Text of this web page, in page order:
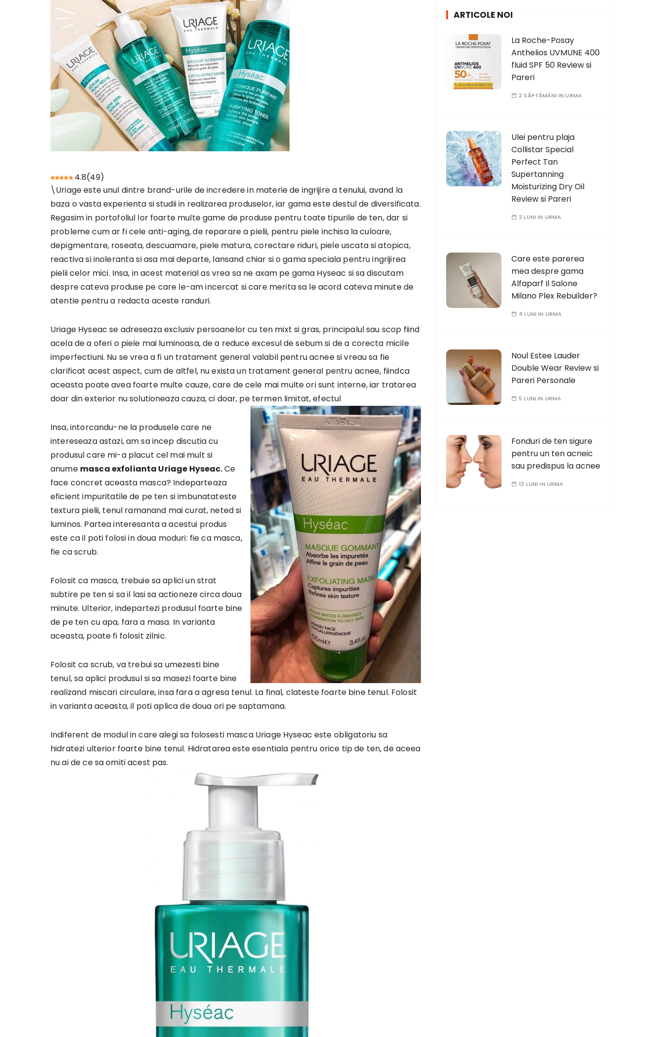
4.8(49)
\Uriage este unul dintre brand-urile de incredere in materie de ingrijire a tenului, avand la
baza o vasta experienta si studii in realizarea produselor, iar gama este destul de diversificata.
Regasim in portofoliul lor foarte multe game de produse pentru toate tipurile de ten, dar si
probleme cum ar fi cele anti-aging, de reparare a pielii, pentru piele inchisa la culoare,
depigmentare, roseata, descuamare, piele matura, corectare riduri, piele uscata si atopica,
reactiva si inoleranta si asa mai departe, lansand chiar si o gama speciala pentru ingrijirea
pielii celor mici. Insa, in acest material as vrea sa ne axam pe gama Hyseac si sa discutam
despre cateva produse pe care le-am incercat si care merita sa le acord cateva minute de
atentie pentru a redacta aceste randuri.
Uriage Hyseac se adreseaza exclusiv persoanelor cu ten mixt si gras, principalul sau scop fiind
acela de a oferi o piele mai luminoasa, de a reduce excesul de sebum si de a corecta micile
imperfectiuni. Nu se vrea a fi un tratament general valabil pentru acnee si vreau sa fie
clarificat acest aspect, cum de altfel, nu exista un tratament general pentru acnee, fiindca
aceasta poate avea foarte multe cauze, care de cele mai multe ori sunt interne, iar tratarea
doar din exterior nu solutioneaza cauza, ci doar, pe termen limitat, efectul
Insa, intorcandu-ne la produsele care ne
intereseaza astazi, am sa incep discutia cu
produsul care mi-a placut cel mai mult si
anume masca exfolianta Uriage Hyseac.Ce
face concret aceasta masca? Indeparteaza
eficient impuritatile de pe ten si imbunatateste
textura pielii, tenul ramanand mai curat, neted si
luminos. Partea interesanta a acestui produs
este ca il poti folosi in doua moduri: fie ca masca,
fie ca scrub.
Folosit ca masca, trebuie sa aplici un strat
subtire pe ten si sa il lasi sa actioneze circa doua
minute. Ulterior, indepartezi produsul foarte bine
de pe ten cu apa, fara a masa. In varianta
aceasta, poate fi folosit zilnic.
Folosit ca scrub, va trebui sa umezesti bine
tenul, sa aplici produsul si sa masezi foarte bine
realizand miscari circulare, insa fara a agresa tenul. La final, clateste foarte bine tenul. Folosit
in varianta aceasta, il poti aplica de doua ori pe saptamana.
Indiferent de modul in care alegi sa folosesti masca Uriage Hyseac este obligatoriu sa
hidratezi ulterior foarte bine tenul. Hidratarea este esentiala pentru orice tip de ten, de aceea
nu ai de ce sa omiti acest pas.
ARTICOLE NOI
La Roche-Posay
Anthelios UVMUNE 400
fluid SPF 50 Review si
Pareri
2 SĂPTĂMÂNI IN URMA
Ulei pentru plaja
Collistar Special
Perfect Tan
Supertanning
Moisturizing Dry Oil
Review si Pareri
2 LUNI IN URMA
Care este parerea
mea despre gama
Alfaparf Il Salone
Milano Plex Rebuilder?
4 LUNI IN URMA
Noul Estee Lauder
Double Wear Review si
Pareri Personale
5 LUNI IN URMA
Fonduri de ten sigure
pentru un ten acneic
sau predispus la acnee
12 LUNI IN URMA